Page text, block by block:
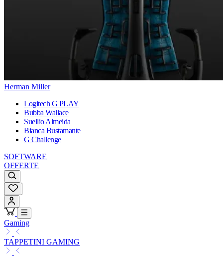
Herman Miller
Logitech G PLAY
Bubba Wallace
Suellio Almeida
Bianca Bustamante
G Challenge
SOFTWARE
OFFERTE
Gaming
TAPPETINI GAMING